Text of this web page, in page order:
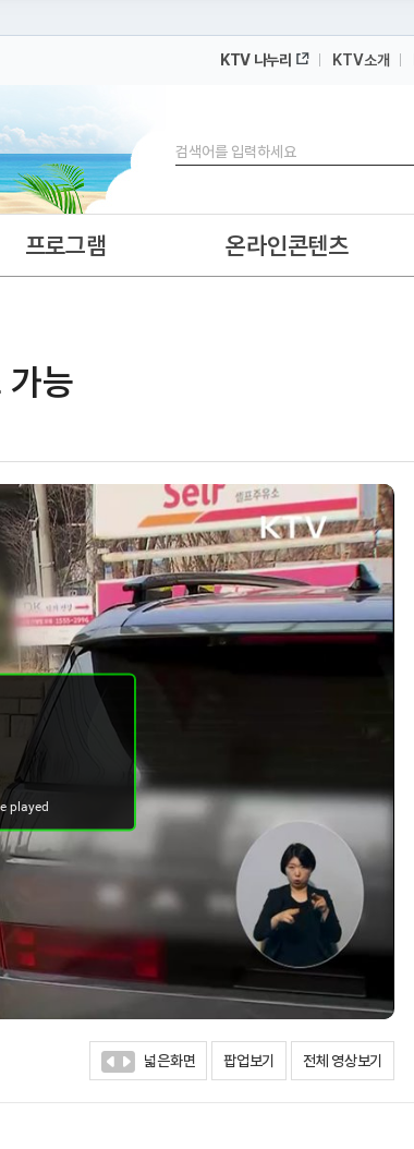
인해 보세요
KTV 나누리 KTV소개
검색
프로그램 온라인콘텐츠
가능
넓은화면 팝업보기 전체 영상보기